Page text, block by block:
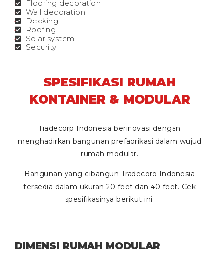
Flooring decoration
Wall decoration
Decking
Roofing
Solar system
Security
SPESIFIKASI RUMAH
KONTAINER & MODULAR
Tradecorp Indonesia berinovasi dengan
menghadirkan bangunan prefabrikasi dalam wujud
rumah modular.
Bangunan yang dibangun Tradecorp Indonesia
tersedia dalam ukuran 20 feet dan 40 feet. Cek
spesifikasinya berikut ini!
DIMENSI RUMAH MODULAR